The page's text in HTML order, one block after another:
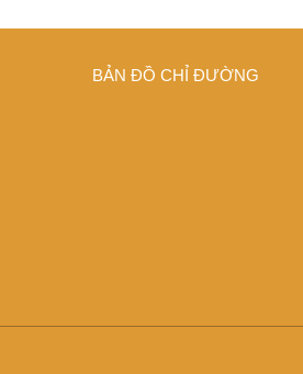
BẢN ĐỒ CHỈ ĐƯỜNG